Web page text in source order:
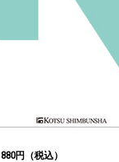
880円（税込）